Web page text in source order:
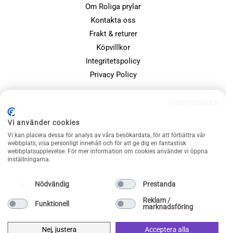
Om Roliga prylar
Kontakta oss
Frakt & returer
Köpvillkor
Integritetspolicy
Privacy Policy
Julklappsspelet
Merchandise
Vi använder cookies
Vi kan placera dessa för analys av våra besökardata, för att förbättra vår
webbplats, visa personligt innehåll och för att ge dig en fantastisk
webbplatsupplevelse. För mer information om cookies använder vi öppna
inställningarna.
Nödvändig Prestanda
Funktionell
Reklam /
marknadsföring
Nej, justera Acceptera alla